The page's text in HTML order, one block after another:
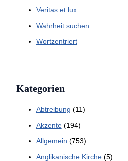
Veritas et lux
Wahrheit suchen
Wortzentriert
Kategorien
Abtreibung (11)
Akzente(194)
Allgemein (753)
Anglikanische Kirche(5)